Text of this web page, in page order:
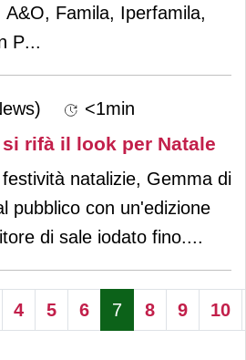
Famila, Iperfamila,
P...
<1min
rifà il look per Natale
natalizie, Gemma di
pubblico con un'edizione
di sale iodato fino....
4 5 6 7 8 9 10